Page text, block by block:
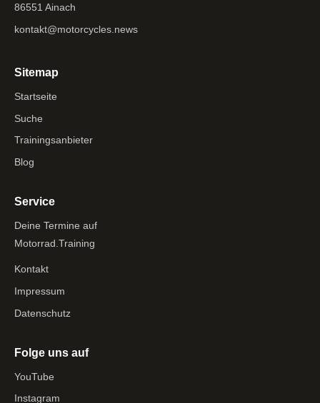
86551 Ainach
kontakt@motorcycles.news
Sitemap
Startseite
Suche
Trainingsanbieter
Blog
Service
Deine Termine auf
Motorrad.Training
Kontakt
Impressum
Datenschutz
Folge uns auf
YouTube
Instagram